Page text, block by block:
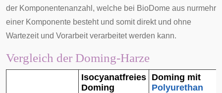
der Komponentenanzahl, welche bei BioDome aus nurmehr
einer Komponente besteht und somit direkt und ohne
Wartezeit und Vorarbeit verarbeitet werden kann.
Vergleich der Doming-Harze
Isocyanatfreies
Doming
Doming mit
Polyurethan